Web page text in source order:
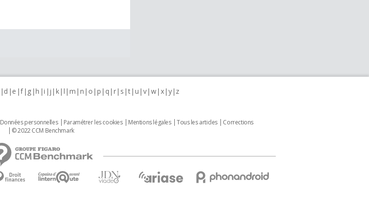
d e f g h i j k l m n o p q r s t u v w x y z
Données personnelles Paramétrer les cookies Mentions légales Tous les articles
Corrections
© 2022 CCM Benchmark